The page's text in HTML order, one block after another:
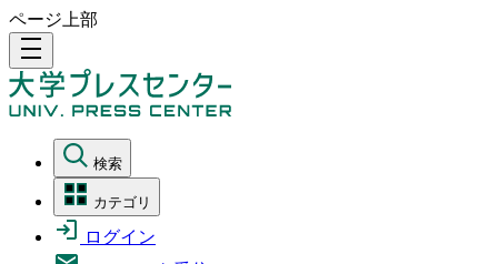
ページ上部
density_medium
検索
カテゴリ
ログイン